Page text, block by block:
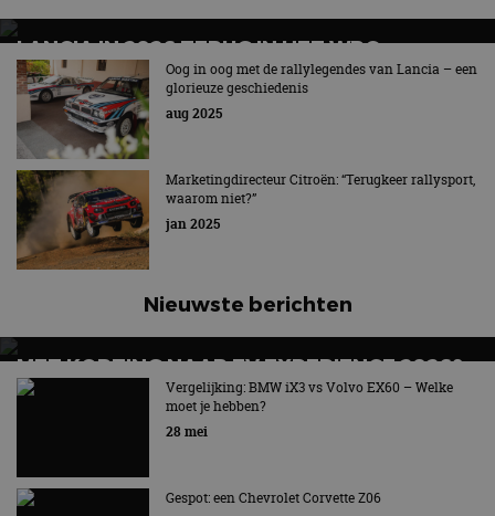
LANCIA IN 2026 TERUG IN HET WRC
Officiële onthulling Lancia Ypsilon Rally2 HF Integrale
Oog in oog met de rallylegendes van Lancia – een
glorieuze geschiedenis
aug 2025
Marketingdirecteur Citroën: “Terugkeer rallysport,
waarom niet?”
jan 2025
Nieuwste berichten
MET KORTING NAAR EV EXPERIENCE 2026?
AUTORAI REGELT HET!
EV Experience 2026 van 24 tot 26 september
Vergelijking: BMW iX3 vs Volvo EX60 – Welke
moet je hebben?
28 mei
Gespot: een Chevrolet Corvette Z06